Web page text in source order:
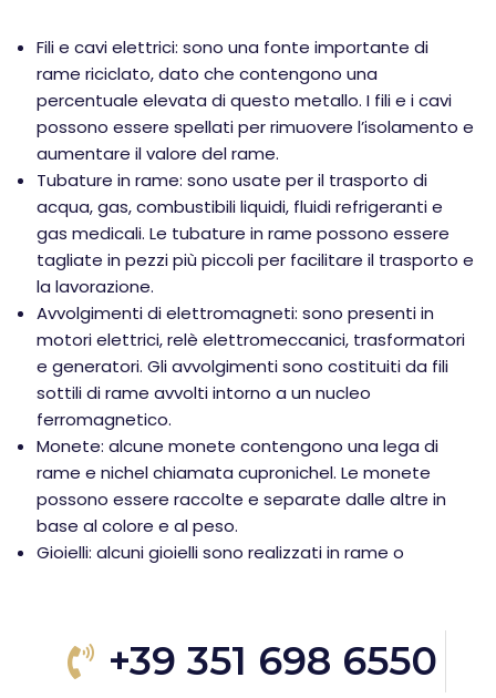
Fili e cavi elettrici: sono una fonte importante di
rame riciclato, dato che contengono una
percentuale elevata di questo metallo. I fili e i cavi
possono essere spellati per rimuovere l’isolamento e
aumentare il valore del rame.
Tubature in rame: sono usate per il trasporto di
acqua, gas, combustibili liquidi, fluidi refrigeranti e
gas medicali. Le tubature in rame possono essere
tagliate in pezzi più piccoli per facilitare il trasporto e
la lavorazione.
Avvolgimenti di elettromagneti: sono presenti in
motori elettrici, relè elettromeccanici, trasformatori
e generatori. Gli avvolgimenti sono costituiti da fili
sottili di rame avvolti intorno a un nucleo
ferromagnetico.
Monete: alcune monete contengono una lega di
rame e nichel chiamata cupronichel. Le monete
possono essere raccolte e separate dalle altre in
base al colore e al peso.
Gioielli: alcuni gioielli sono realizzati in rame o
+39 351 698 6550